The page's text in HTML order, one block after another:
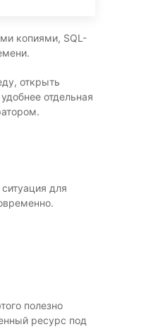
копиями, SQL-
открыть
отдельная
для
полезно
ресурс под